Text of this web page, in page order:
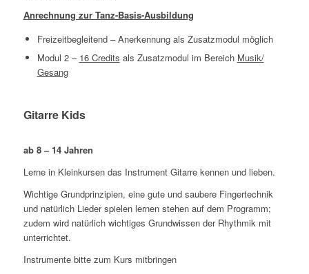
Anrechnung zur Tanz-Basis-Ausbildung
Freizeitbegleitend – Anerkennung als Zusatzmodul möglich
Modul 2 – 16 Credits als Zusatzmodul im Bereich Musik/
Gesang
Gitarre Kids
ab 8 – 14 Jahren
Lerne in Kleinkursen das Instrument Gitarre kennen und lieben.
Wichtige Grundprinzipien, eine gute und saubere Fingertechnik
und natürlich Lieder spielen lernen stehen auf dem Programm;
zudem wird natürlich wichtiges Grundwissen der Rhythmik mit
unterrichtet.
Instrumente bitte zum Kurs mitbringen